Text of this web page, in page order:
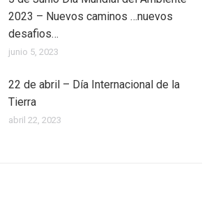
2023 – Nuevos caminos …nuevos
desafios…
junio 5, 2023
22 de abril – Día Internacional de la
Tierra
abril 22, 2023